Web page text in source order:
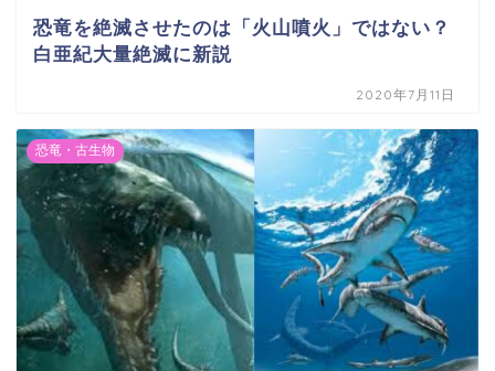
恐竜を絶滅させたのは「火山噴火」ではない？
白亜紀大量絶滅に新説
2020年7月11日
恐竜・古生物